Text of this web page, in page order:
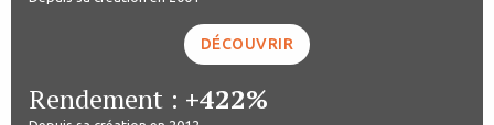
DÉCOUVRIR
Rendement : +422%